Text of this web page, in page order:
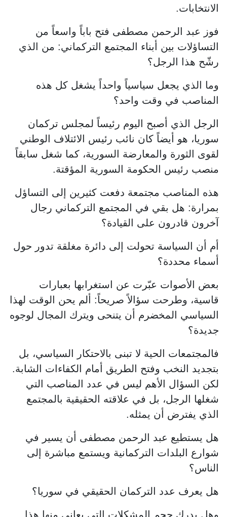
الانتخابات.
فوز عبد الرحمن مصطفى فتح باباً واسعاً من
التساؤلات بين أبناء المجتمع التركماني: من الذي
رشّح هذا الرجل؟
وما الذي يجعل سياسياً واحداً يشغل كل هذه
المناصب في وقت واحد؟
الرجل الذي أصبح اليوم رئيساً لمجلس تركمان
سوريا، هو أيضاً كان نائب رئيس الائتلاف الوطني
لقوى الثورة والمعارضة السورية، كما شغل سابقاً
منصب رئيس الحكومة السورية المؤقتة.
هذه المناصب مجتمعة دفعت كثيرين إلى التساؤل
بمرارة: هل بقي في المجتمع التركماني رجال
آخرون قادرون على القيادة؟
أم أن السياسة تحولت إلى دائرة مغلقة تدور حول
أسماء محددة؟
بعض الأصوات عبّرت عن استغرابها بعبارات
قاسية، وطرحت سؤالاً صريحاً: ألم يحن الوقت لهذا
السياسي المخضرم أن يتنحى ويترك المجال لوجوه
جديدة؟
فالمجتمعات الحية لا تبنى بالاحتكار السياسي، بل
بتجديد النخب وفتح الطريق أمام الكفاءات الشابة.
لكن السؤال الأهم ليس في عدد المناصب التي
شغلها الرجل، بل في علاقته الحقيقية بالمجتمع
الذي يفترض أن يمثله.
هل يستطيع عبد الرحمن مصطفى أن يسير في
شوارع البلدات التركمانية ويستمع مباشرة إلى
الناس؟
هل يعرف عدد التركمان الحقيقي في سوريا؟
وهل يدرك حجم المشكلات التي يعاني منها هذا